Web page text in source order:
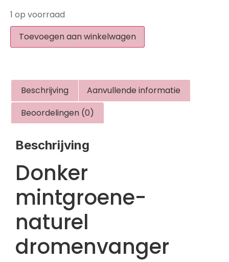
1 op voorraad
Toevoegen aan winkelwagen
Beschrijving
Aanvullende informatie
Beoordelingen (0)
Beschrijving
Donker
mintgroene-
naturel
dromenvanger